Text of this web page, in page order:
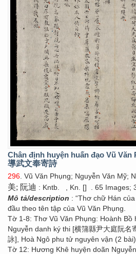
Chân định huyện huấn đạo Vũ Văn
導武文奉寄詩
296 . Vũ Văn Phụng; Nguyễn Văn Mỹ;
美; 阮迪 : Kntb. , Kn. []
. 65 Images;
Mô tả/description : “Thơ chữ Hán
đầu theo tên tập của Vũ Văn Phụng.
Tờ 1-8: Thơ Vũ Văn Phụng: Hoành Bồ
Nguyễn danh ký thi [横䈬縣尹大庭阮名
詠], Hoà Ngô phu tử nguyên vận (2 bài)
Tờ 12: Hương Khê huyện doãn